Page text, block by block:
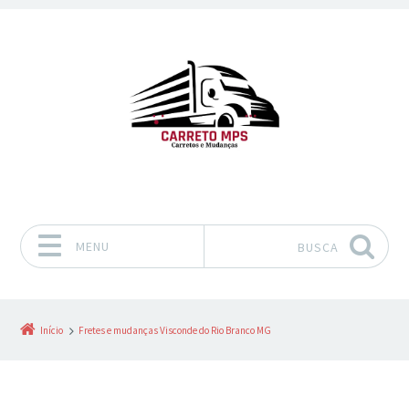
MENU BUSCA
Início Fretes e mudanças Visconde do Rio Branco MG